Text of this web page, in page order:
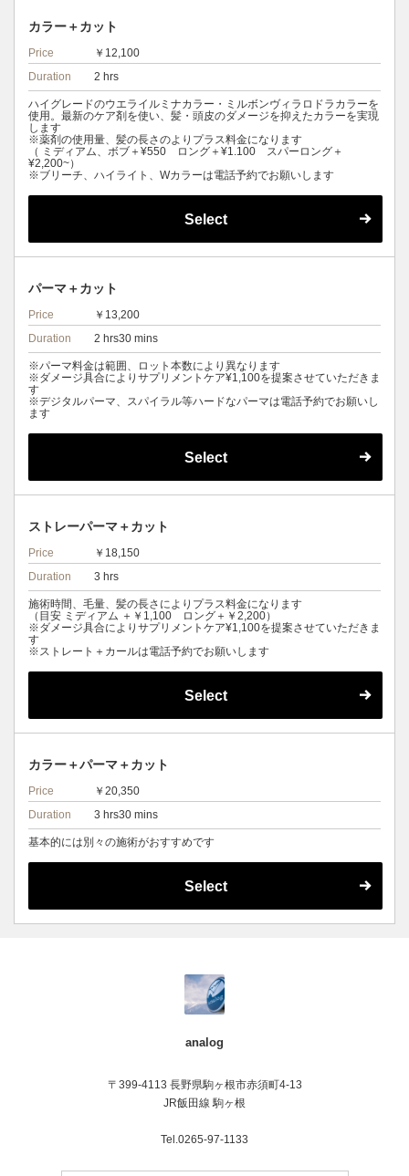
カラー＋カット
Price
￥12,100
Duration
2 hrs
ハイグレードのウエライルミナカラー・ミルボンヴィラロドラカラーを
使用。最新のケア剤を使い、髪・頭皮のダメージを抑えたカラーを実現
します
※薬剤の使用量、髪の長さのよりプラス料金になります
（ ミディアム、ボブ＋¥550 ロング＋¥1.100 スパーロング＋
¥2,200~）
※ブリーチ、ハイライト、Wカラーは電話予約でお願いします
Select
パーマ＋カット
Price
￥13,200
Duration
2 hrs30 mins
※パーマ料金は範囲、ロット本数により異なります
※ダメージ具合によりサプリメントケア¥1,100を提案させていただきま
す
※デジタルパーマ、スパイラル等ハードなパーマは電話予約でお願いし
ます
Select
ストレーパーマ＋カット
Price
￥18,150
Duration
3 hrs
施術時間、毛量、髪の長さによりプラス料金になります
（目安 ミディアム ＋￥1,100 ロング＋￥2,200）
※ダメージ具合によりサプリメントケア¥1,100を提案させていただきま
す
※ストレート＋カールは電話予約でお願いします
Select
カラー＋パーマ＋カット
Price
￥20,350
Duration
3 hrs30 mins
基本的には別々の施術がおすすめです
Select
analog
〒399-4113 長野県駒ヶ根市赤須町4-13
JR飯田線 駒ヶ根
Tel.0265-97-1133